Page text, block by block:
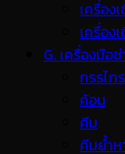
เครื่อง
เครื่อง
G. เครื่องมือช่
กรรไกร
ค้อน
คีม
คีมย้ำห